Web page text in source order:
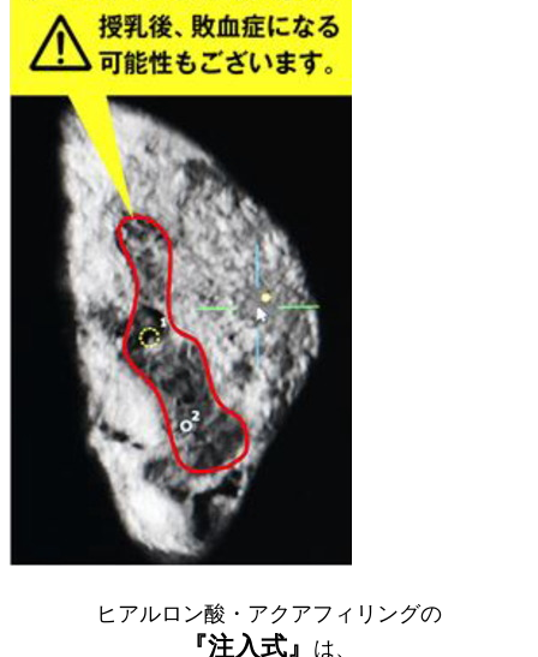
ヒアルロン酸・アクアフィリングの
『注入式』 は、